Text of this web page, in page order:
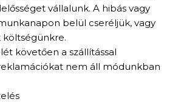
vállalunk. A hibás vagy
belül cseréljük, vagy
költségünkre.
követően a szállítással
nem áll módunkban